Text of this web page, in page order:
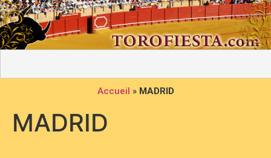
Accueil » MADRID
MADRID